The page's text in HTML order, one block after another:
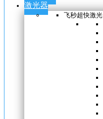
激光器
飞秒超快激光